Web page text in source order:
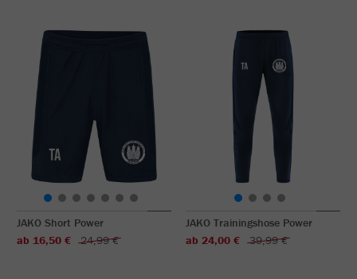
JAKO Short Power
ab 16,50 €
24,99 €
JAKO Trainingshose Power
ab 24,00 €
39,99 €